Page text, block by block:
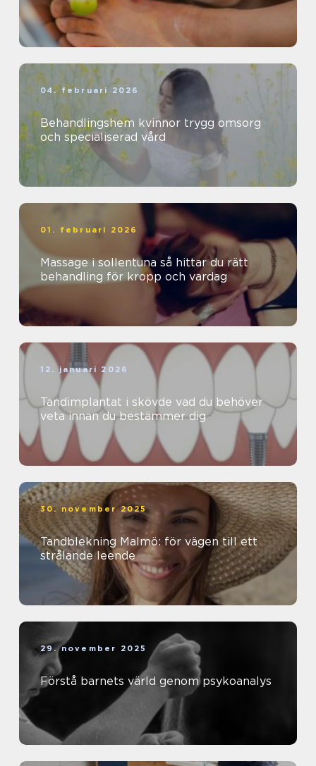
04. februari 2026
Behandlingshem kvinnor trygg omsorg
och specialiserad vård
01. februari 2026
Massage i sollentuna så hittar du rätt
behandling för kropp och vardag
12. januari 2026
Tandimplantat i skövde vad du behöver
veta innan du bestämmer dig
30. november 2025
Tandblekning Malmö: för vägen till ett
strålande leende
29. november 2025
Förstå barnets värld genom psykoanalys